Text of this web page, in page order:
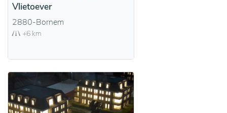
Vlietoever
2880-Bornem
+6 km